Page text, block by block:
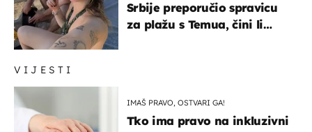
VIJESTI
IMAŠ PRAVO, OSTVARI GA!
Tko ima pravo na inkluzivni
Srbije preporučio spravicu
za plažu s Temua, čini li